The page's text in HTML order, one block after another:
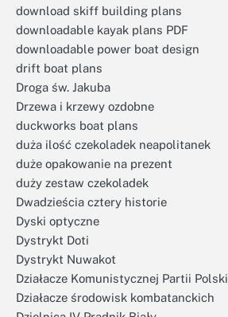
download skiff building plans
downloadable kayak plans PDF
downloadable power boat design
drift boat plans
Droga św. Jakuba
Drzewa i krzewy ozdobne
duckworks boat plans
duża ilość czekoladek neapolitanek
duże opakowanie na prezent
duży zestaw czekoladek
Dwadzieścia cztery historie
Dyski optyczne
Dystrykt Doti
Dystrykt Nuwakot
Działacze Komunistycznej Partii Polski
Działacze środowisk kombatanckich